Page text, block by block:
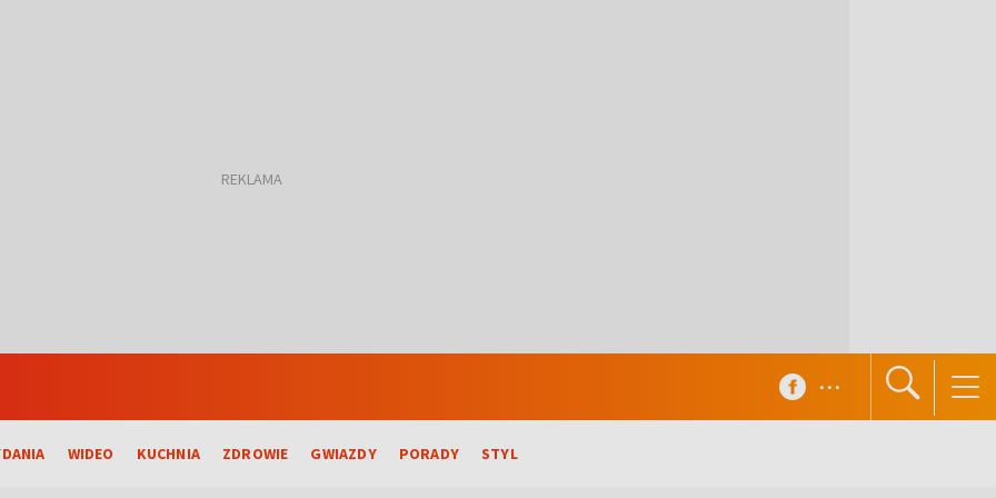
WIDEO KUCHNIA ZDROWIE GWIAZDY PORADY STYL
...